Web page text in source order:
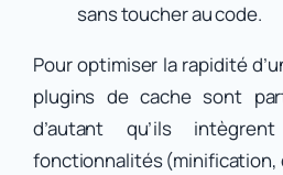
sans toucher au code.
Pour optimiser la rapidité
plugins de cache sont
d’autant qu’ils
fonctionnalités (minification,